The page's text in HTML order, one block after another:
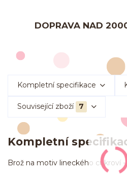
DOPRAVA NAD
Kompletní specifikace
Související zboží 7
Kompletní
Brož na motiv lineckého cukroví -